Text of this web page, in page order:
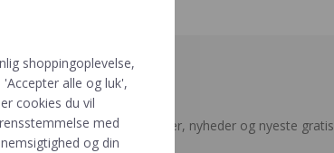
Tilmeld
Genvejen til rabatter, nyheder og nyeste gratis
downloads
shoppingoplevelse,
alle og luk',
cookies du vil
med
og din